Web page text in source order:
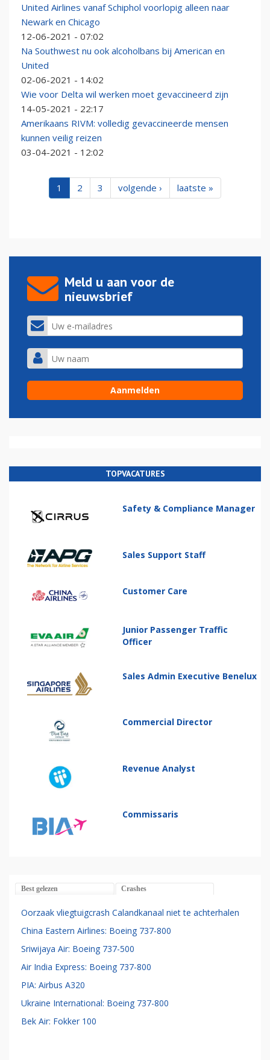
United Airlines vanaf Schiphol voorlopig alleen naar
Newark en Chicago
12-06-2021 - 07:02
Na Southwest nu ook alcoholbans bij American en
United
02-06-2021 - 14:02
Wie voor Delta wil werken moet gevaccineerd zijn
14-05-2021 - 22:17
Amerikaans RIVM: volledig gevaccineerde mensen
kunnen veilig reizen
03-04-2021 - 12:02
1 2 3 volgende › laatste »
Meld u aan voor de
nieuwsbrief
TOPVACATURES
Safety & Compliance Manager
Sales Support Staff
Customer Care
Junior Passenger Traffic
Officer
Sales Admin Executive Benelux
Commercial Director
Revenue Analyst
Commissaris
Best gelezen Crashes
Oorzaak vliegtuigcrash Calandkanaal niet te achterhalen
China Eastern Airlines: Boeing 737-800
Sriwijaya Air: Boeing 737-500
Air India Express: Boeing 737-800
PIA: Airbus A320
Ukraine International: Boeing 737-800
Bek Air: Fokker 100